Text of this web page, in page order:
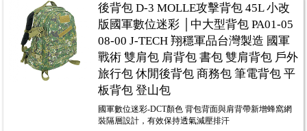
後背包 D-3 MOLLE攻擊背包 45L 小改
版國軍數位迷彩 │中大型背包 PA01-05
08-00 J-TECH 翔穩軍品台灣製造 國軍
戰術 雙肩包 肩背包 書包 雙肩背包 戶外
旅行包 休閒後背包 商務包 筆電背包 平
板背包 登山包
國軍數位迷彩-DCT顏色 背包背面與肩背帶新增蜂窩網
裝隔層設計，有效保持透氣減壓排汗